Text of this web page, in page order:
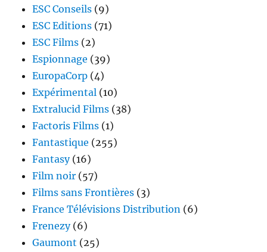
ESC Conseils (9)
ESC Editions (71)
ESC Films (2)
Espionnage (39)
EuropaCorp (4)
Expérimental (10)
Extralucid Films (38)
Factoris Films (1)
Fantastique (255)
Fantasy(16)
Film noir (57)
Films sans Frontières (3)
France Télévisions Distribution (6)
Frenezy(6)
Gaumont (25)